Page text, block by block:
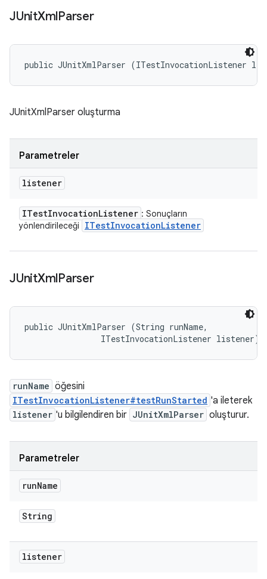
JUnitXmlParser
public JUnitXmlParser (ITestInvocationListener
JUnitXmlParser oluşturma
Parametreler
listener
ITestInvocationListener : Sonuçların
yönlendirileceği
ITestInvocationListener
JUnitXmlParser
public JUnitXmlParser (String runName,
                ITestInvocationListener listener)
runName öğesini
ITestInvocationListener#testRunStarted 'a ileterek
listener 'u bilgilendiren bir JUnitXmlParser oluşturur.
Parametreler
runName
String
listener